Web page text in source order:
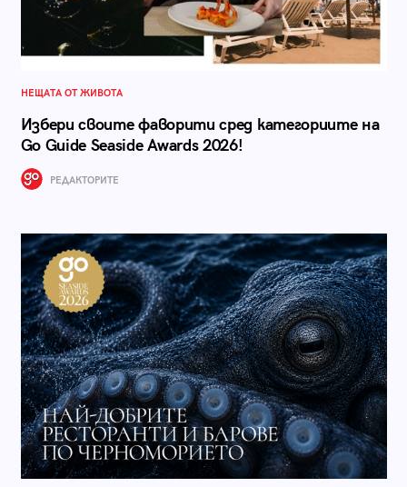
НЕЩАТА ОТ ЖИВОТА
Избери своите фаворити сред категориите на
Go Guide Seaside Awards 2026!
РЕДАКТОРИТЕ